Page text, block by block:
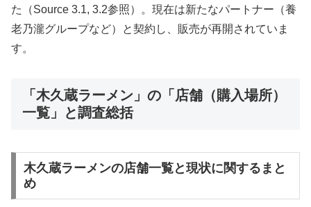
た（Source 3.1, 3.2参照）。現在は新たなパートナー（養
老乃瀧グループなど）と契約し、販売が再開されていま
す。
「木久蔵ラーメン」の「店舗（購入場所）
一覧」と調査総括
木久蔵ラーメンの店舗一覧と現状に関するまと
め